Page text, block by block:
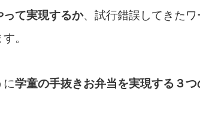
て実現するか、試行錯誤してきた
。
に学童の手抜きお弁当を実現する３